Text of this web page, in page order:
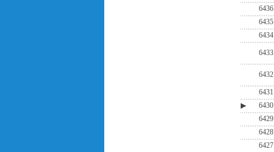
6436
6435
6434
6433
6432
6431
▶
6430
6429
6428
6427